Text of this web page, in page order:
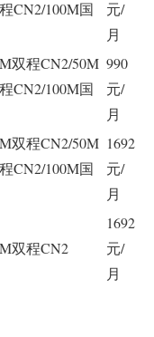
CN2/100M国
元/
月
双程CN2/50M
CN2/100M国
990
元/
月
双程CN2/50M
CN2/100M国
1692
元/
月
双程CN2
1692
元/
月